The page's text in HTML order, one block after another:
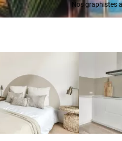
Nos graphistes